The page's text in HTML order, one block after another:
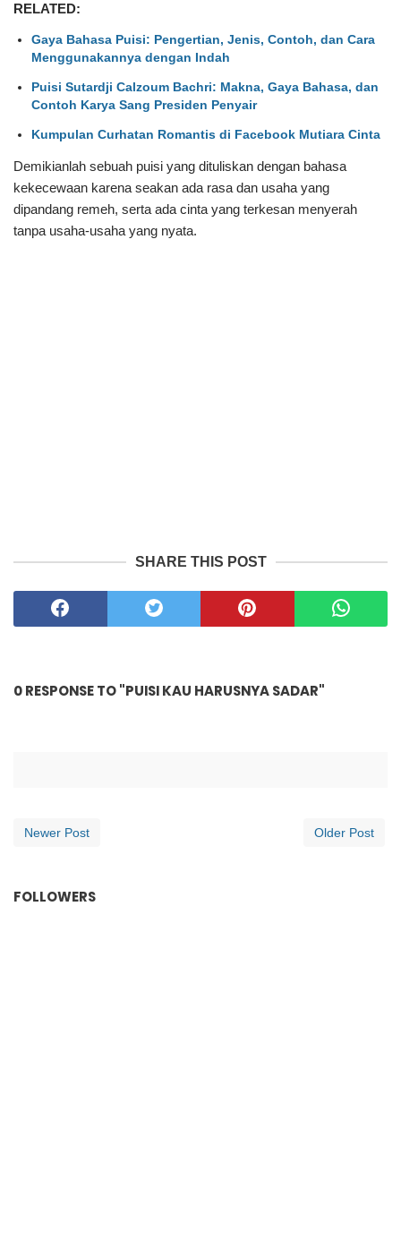
RELATED:
Gaya Bahasa Puisi: Pengertian, Jenis, Contoh, dan Cara
Menggunakannya dengan Indah
Puisi Sutardji Calzoum Bachri: Makna, Gaya Bahasa, dan
Contoh Karya Sang Presiden Penyair
Kumpulan Curhatan Romantis di Facebook Mutiara Cinta
Demikianlah sebuah puisi yang dituliskan dengan bahasa
kekecewaan karena seakan ada rasa dan usaha yang
dipandang remeh, serta ada cinta yang terkesan menyerah
tanpa usaha-usaha yang nyata.
SHARE THIS POST
0 RESPONSE TO "PUISI KAU HARUSNYA SADAR"
Newer Post Older Post
FOLLOWERS